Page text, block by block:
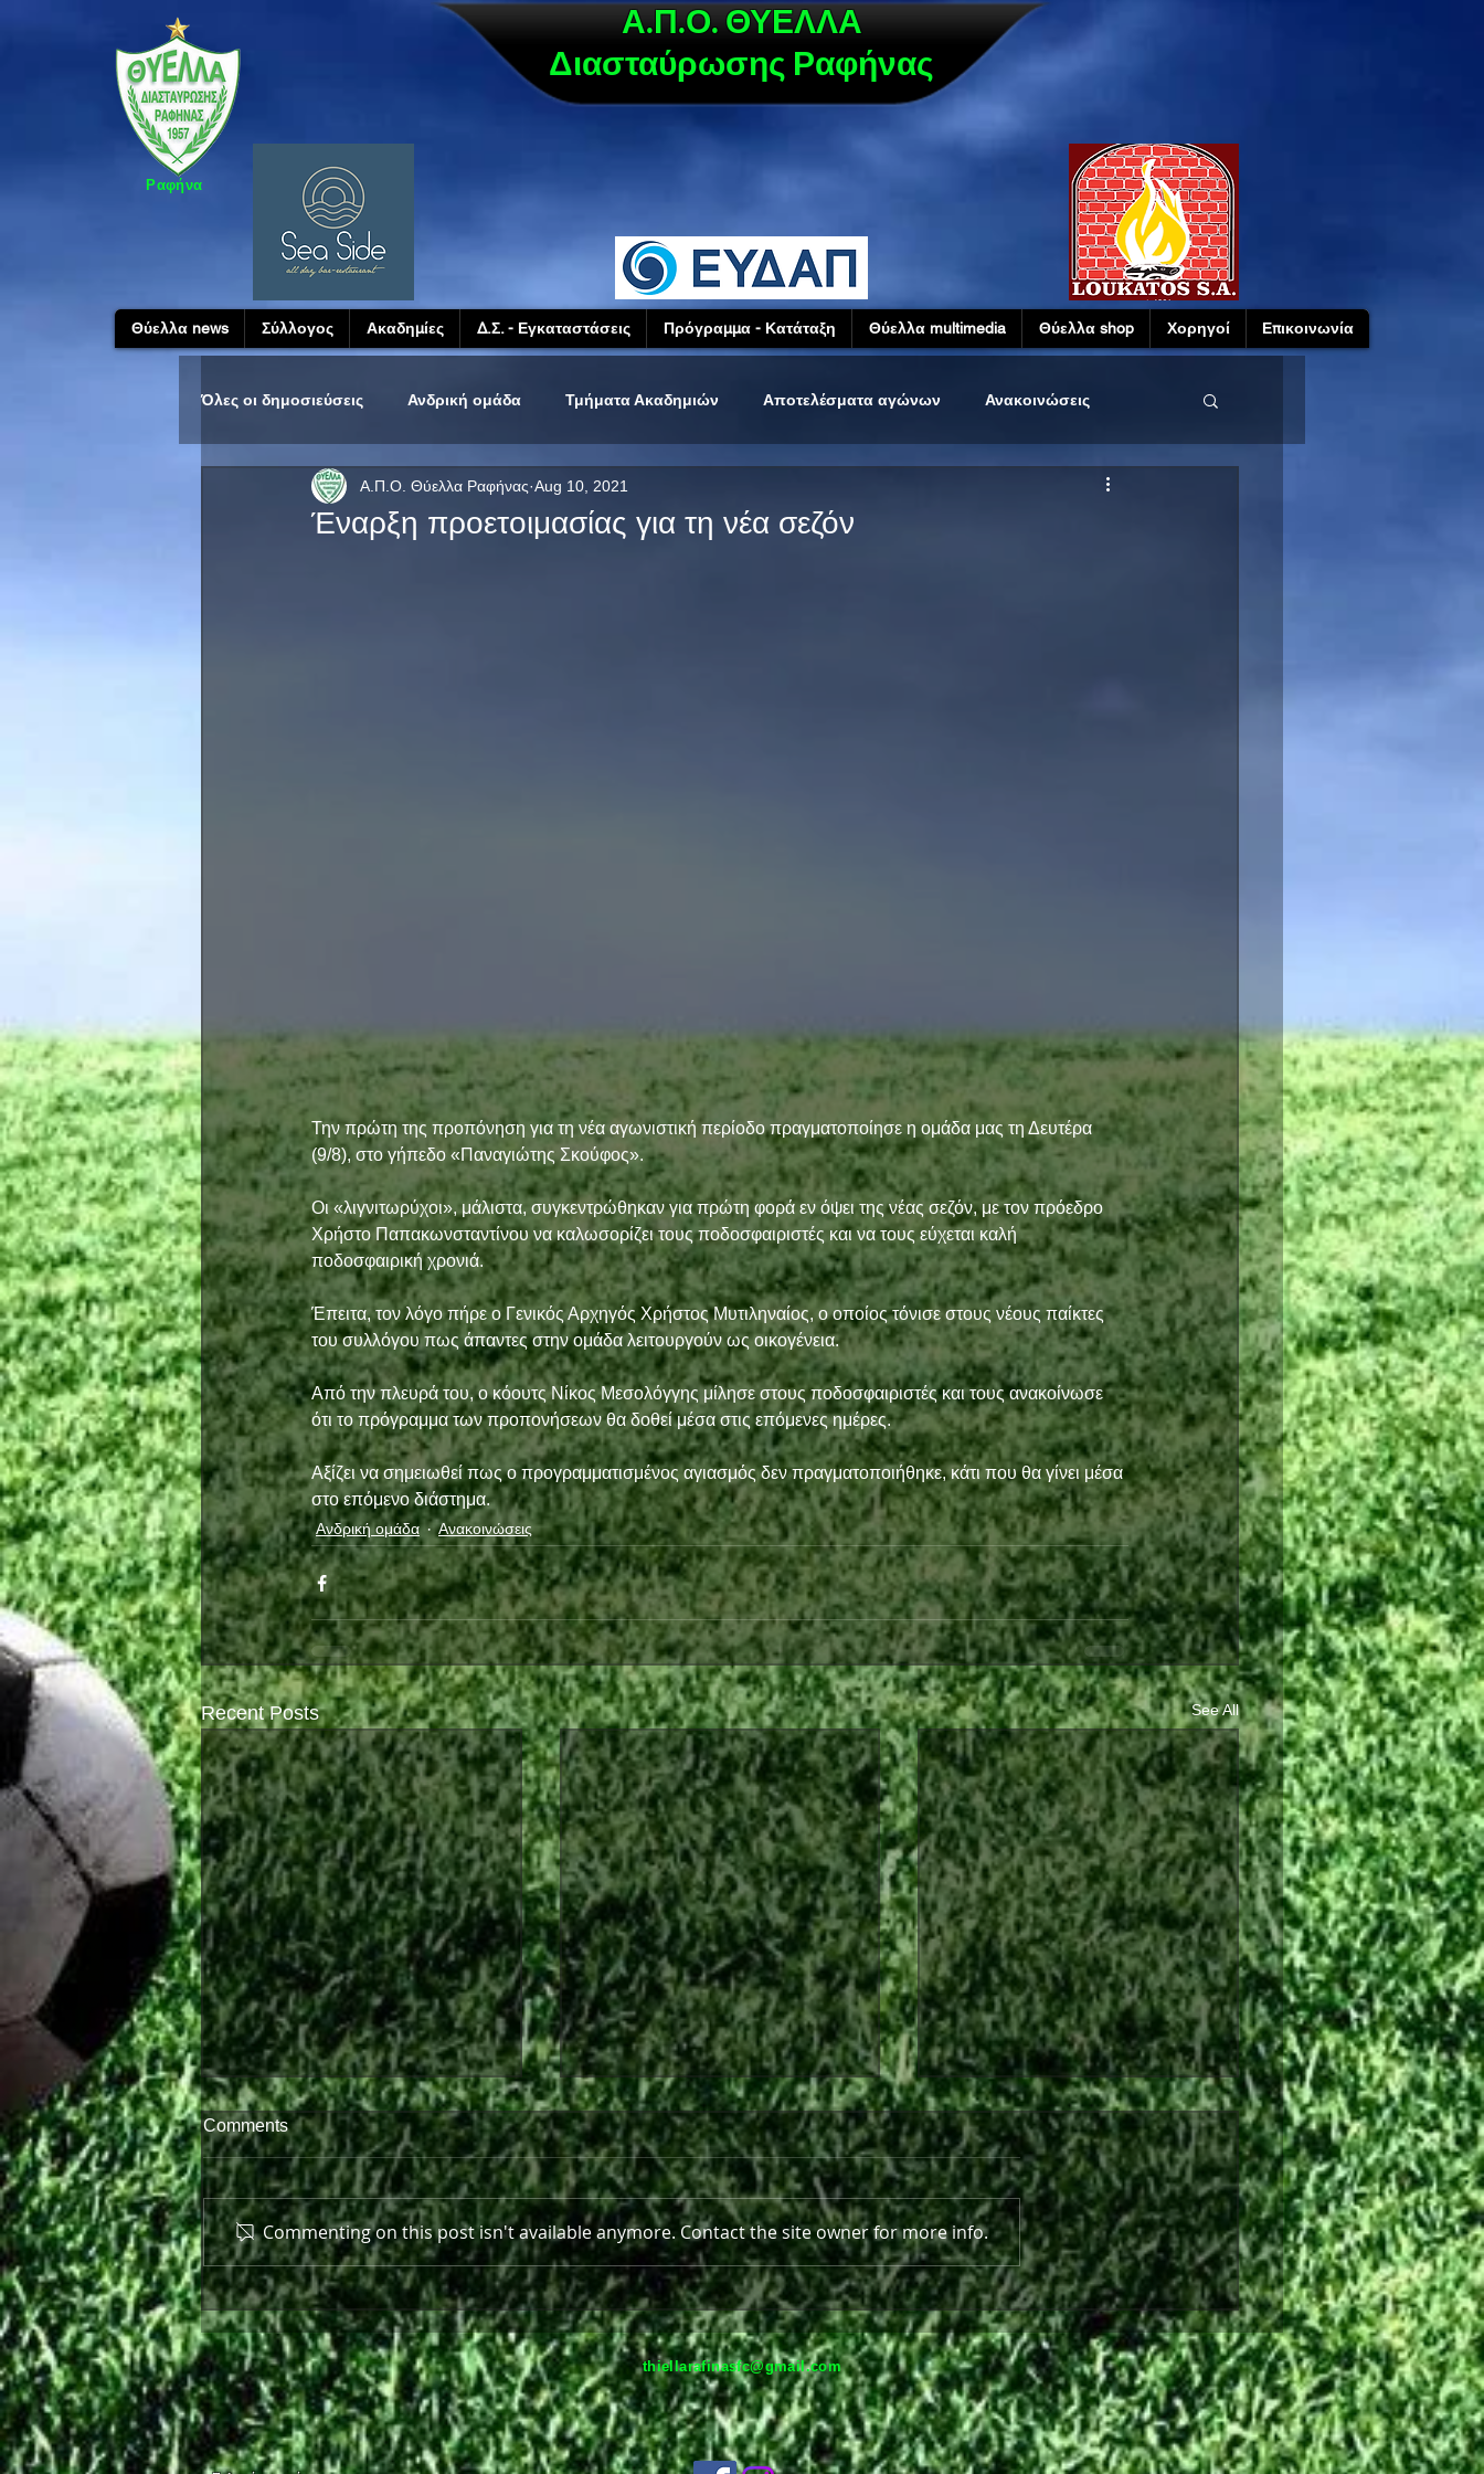
Ραφήνα
Α.Π.Ο. ΘΥΕΛΛΑ
Διασταύρωσης Ραφήνας
Θύελλα news Σύλλογος Ακαδημίες Δ.Σ. - Εγκαταστάσεις Πρόγραμμα - Κατάταξη Θύελλα multimedia Θύελλα shop Χορηγοί Επικοινωνία
Όλες οι δημοσιεύσεις Ανδρική ομάδα Τμήματα Ακαδημιών Αποτελέσματα αγώνων Ανακοινώσεις
Έναρξη προετοιμασίας για τη νέα σεζόν
Α.Π.Ο. Θύελλα Ραφήνας Aug 10, 2021
Την πρώτη της προπόνηση για τη νέα αγωνιστική περίοδο πραγματοποίησε η ομάδα μας τη Δευτέρα
(9/8), στο γήπεδο «Παναγιώτης Σκούφος».
Οι «λιγνιτωρύχοι», μάλιστα, συγκεντρώθηκαν για πρώτη φορά εν όψει της νέας σεζόν, με τον πρόεδρο
Χρήστο Παπακωνσταντίνου να καλωσορίζει τους ποδοσφαιριστές και να τους εύχεται καλή
ποδοσφαιρική χρονιά.
Έπειτα, τον λόγο πήρε ο Γενικός Αρχηγός Χρήστος Μυτιληναίος, ο οποίος τόνισε στους νέους παίκτες
του συλλόγου πως άπαντες στην ομάδα λειτουργούν ως οικογένεια.
Από την πλευρά του, ο κόουτς Νίκος Μεσολόγγης μίλησε στους ποδοσφαιριστές και τους ανακοίνωσε
ότι το πρόγραμμα των προπονήσεων θα δοθεί μέσα στις επόμενες ημέρες.
Αξίζει να σημειωθεί πως ο προγραμματισμένος αγιασμός δεν πραγματοποιήθηκε, κάτι που θα γίνει μέσα
στο επόμενο διάστημα.
Ανδρική ομάδα Ανακοινώσεις
Recent Posts See All
Πρώτη παράσταση μπροστά
στον κόσμο της!
Στο πλευρό της Θύελλας και
τη νέα σεζόν ο Ανδρέας
Πισκοπάκης
Παρελθόν από τη Θύελλα
Ραφήνας ο Θωμάς Ντάφλας
Comments
Commenting on this post isn't available anymore. Contact the site owner for more info.
thiellarafinasfc@gmail.com